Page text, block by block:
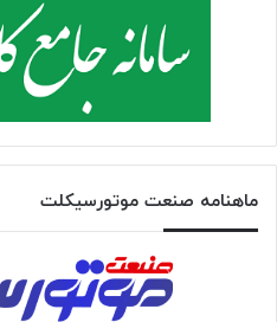
ماهنامه صنعت موتورسیکلت